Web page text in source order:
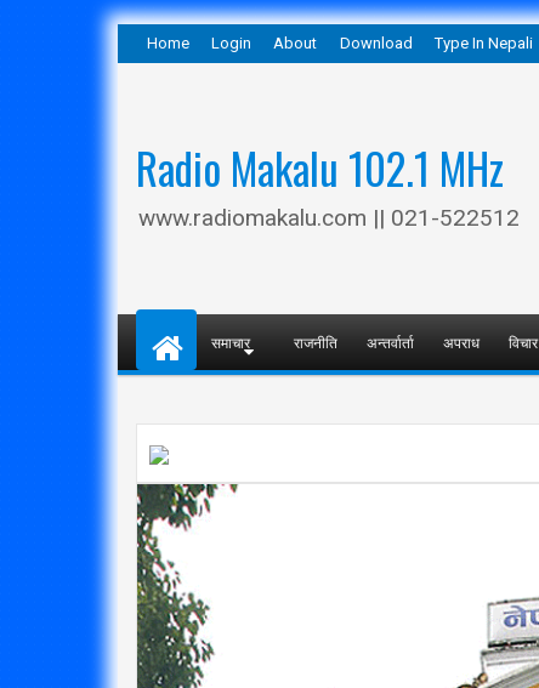
Home Login About Download Type In Nepali
Radio Makalu 102.1 MHz
www.radiomakalu.com || 021-522512
समाचार राजनीति अन्तर्वार्ता अपराध विचार